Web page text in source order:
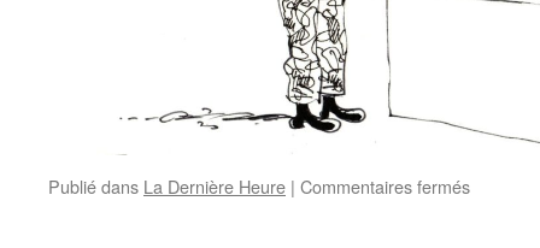
Publié dans La Dernière Heure | Commentaires fermés